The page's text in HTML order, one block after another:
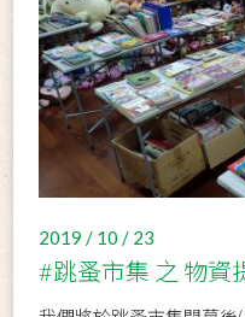
2019 / 10 / 23
#跳蚤市集 之 物